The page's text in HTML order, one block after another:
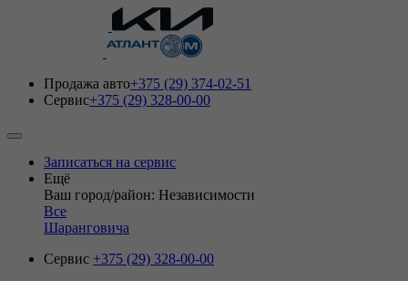
Продажа авто+375 (29) 374-02-51
Сервис+375 (29) 328-00-00
Записаться на сервис
Ещё
Ваш город/район: Независимости
Все
Шаранговича
Сервис +375 (29) 328-00-00